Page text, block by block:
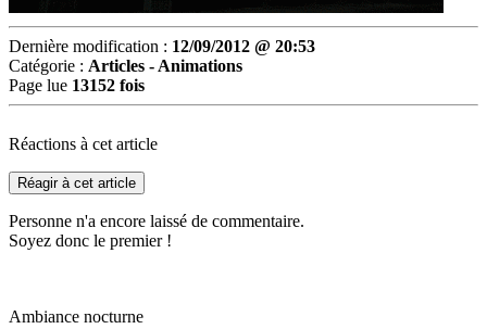
Dernière modification : 12/09/2012 @ 20:53
Catégorie : Articles - Animations
Page lue 13152 fois
Réactions à cet article
Réagir à cet article
Personne n'a encore laissé de commentaire.
Soyez donc le premier !
Ambiance nocturne